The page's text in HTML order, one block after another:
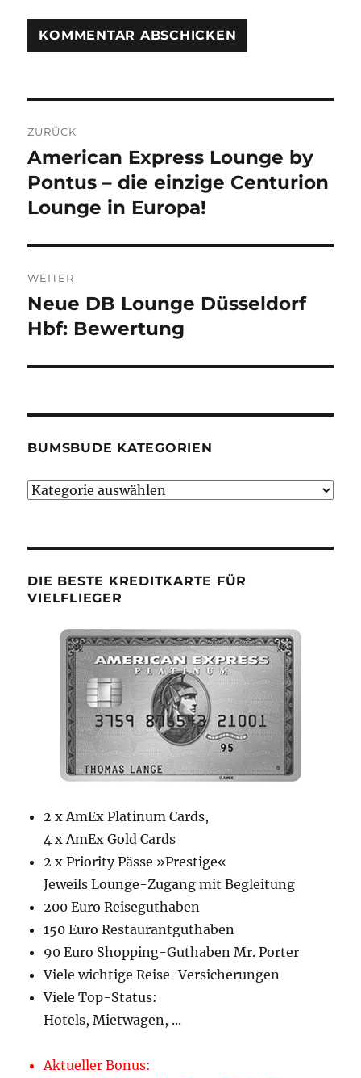
ZURÜCK
Vorheriger
Beitrag:
American Express Lounge by
Pontus – die einzige Centurion
Lounge in Europa!
WEITER
Nächster
Beitrag:
Neue DB Lounge Düsseldorf
Hbf: Bewertung
BUMSBUDE KATEGORIEN
Bumsbude
DIE BESTE KREDITKARTE FÜR
VIELFLIEGER
2 x AmEx Platinum Cards,
4 x AmEx Gold Cards
2 x Priority Pässe »Prestige«
Jeweils Lounge-Zugang mit Begleitung
200 Euro Reiseguthaben
150 Euro Restaurantguthaben
90 Euro Shopping-Guthaben Mr. Porter
Viele wichtige Reise-Versicherungen
Viele Top-Status:
Hotels, Mietwagen, ...
Aktueller Bonus: